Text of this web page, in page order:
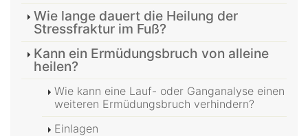
Wie lange dauert die Heilung der
Stressfraktur im Fuß?
Kann ein Ermüdungsbruch von alleine
heilen?
Wie kann eine Lauf- oder Ganganalyse einen
weiteren Ermüdungsbruch verhindern?
Einlagen